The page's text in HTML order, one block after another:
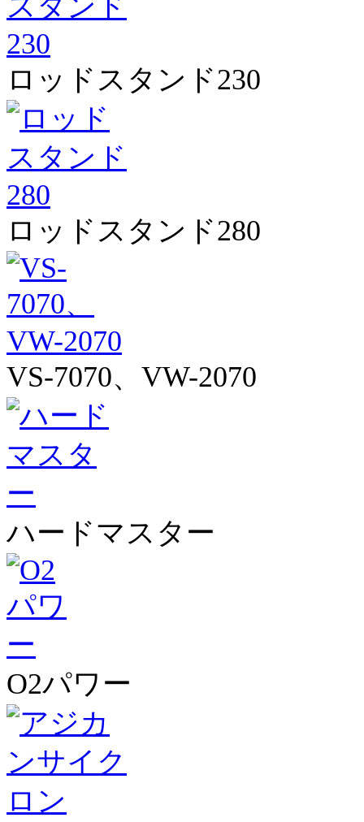
ロッドスタンド230
ロッドスタンド280
VS-7070、VW-2070
ハードマスター
O2パワー